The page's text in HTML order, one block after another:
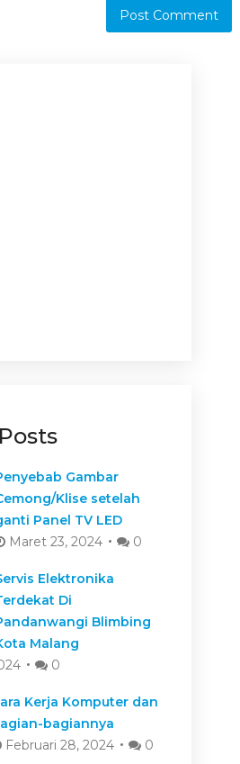
Gambar
Klise setelah
Panel TV LED
Maret 23, 2024
0
Elektronika
Di
Blimbing
Malang
0
Kerja Komputer dan
bagiannya
Februari 28, 2024
0